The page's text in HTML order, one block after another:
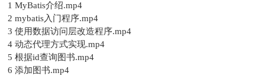
1 MyBatis介绍.mp4
2 mybatis入门程序.mp4
3 使用数据访问层改造程序.mp4
4 动态代理方式实现.mp4
5 根据id查询图书.mp4
6 添加图书.mp4